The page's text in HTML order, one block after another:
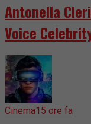
Antonella
Voice
Cinema15 ore fa